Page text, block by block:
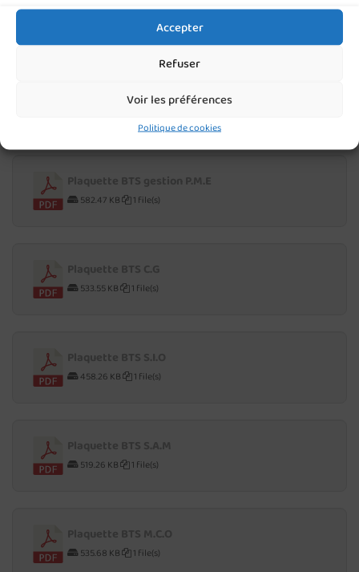
Accepter
Refuser
Voir les préférences
Politique de cookies
TÉLÉCHARGER NOS PLAQUETTES POST-BAC
Plaquette CS Services Numériques aux
Organisations
582.47 KB 1 file(s)
533.55 KB 1 file(s)
458.26 KB 1 file(s)
519.26 KB 1 file(s)
535.68 KB 1 file(s)